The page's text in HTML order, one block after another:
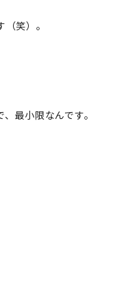
笑）。
最小限なんです。